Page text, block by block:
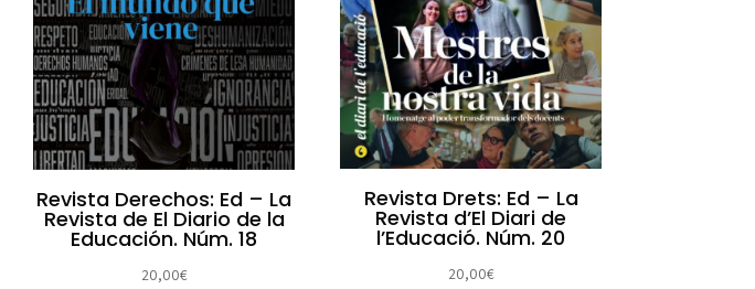
Revista Derechos: Ed – La
Revista de El Diario de la
Educación. Núm. 18
20,00€
Revista Drets: Ed – La
Revista d’El Diari de
l’Educació. Núm. 20
20,00€